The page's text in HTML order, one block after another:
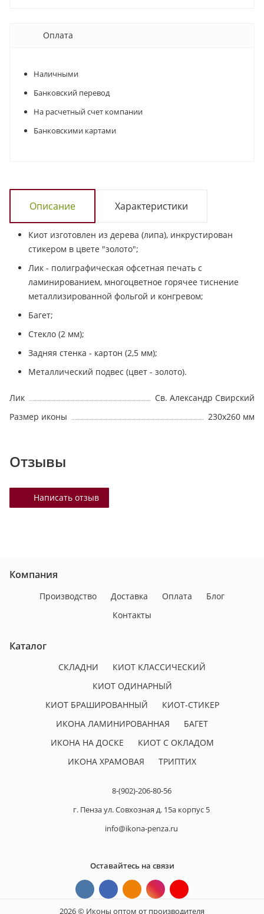
Оплата
Наличными
Банковский перевод
На расчетный счет компании
Банковскими картами
Описание Характеристики
Киот изготовлен из дерева (липа), инкрустирован
стикером в цвете "золото";
Лик - полиграфическая офсетная печать с
ламинированием, многоцветное горячее тиснение
металлизированной фольгой и конгревом;
Багет;
Стекло (2 мм);
Задняя стенка - картон (2,5 мм);
Металлический подвес (цвет - золото).
Лик
Св. Александр Свирский
Размер иконы
230х260 мм
Отзывы
Написать отзыв
Компания
Производство Доставка Оплата
Блог
Контакты
Каталог
СКЛАДНИ
КИОТ КЛАССИЧЕСКИЙ
КИОТ ОДИНАРНЫЙ
КИОТ БРАШИРОВАННЫЙ
КИОТ-СТИКЕР
ИКОНА ЛАМИНИРОВАННАЯ
БАГЕТ
ИКОНА НА ДОСКЕ
КИОТ С ОКЛАДОМ
ИКОНА ХРАМОВАЯ
ТРИПТИХ
8-(902)-206-80-56
г. Пенза ул. Совхозная д. 15а корпус 5
info@ikona-penza.ru
Оставайтесь на связи
2026 © Иконы оптом от производителя